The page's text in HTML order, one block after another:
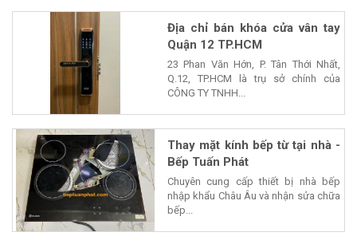
Địa chỉ bán khóa cửa vân tay
Quận 12 TP.HCM
23 Phan Văn Hớn, P. Tân Thới Nhất,
Q.12, TP.HCM là trụ sở chính của
CÔNG TY TNHH...
Thay mặt kính bếp từ tại nhà -
Bếp Tuấn Phát
Chuyên cung cấp thiết bị nhà bếp
nhập khẩu Châu Âu và nhận sửa chữa
bếp...